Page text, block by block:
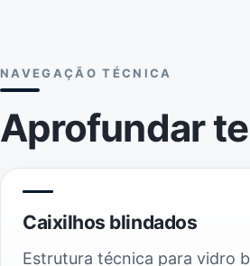
NAVEGAÇÃO TÉCNICA
Aprofundar
Caixilhos blindados
Estrutura técnica para vidro